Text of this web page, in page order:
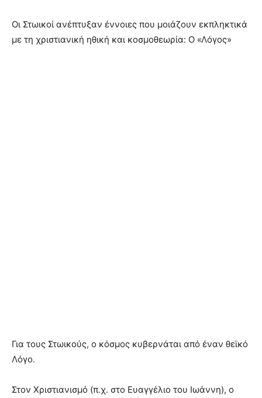
Οι Στωικοί ανέπτυξαν έννοιες που μοιάζουν εκπληκτικά
με τη χριστιανική ηθική και κοσμοθεωρία: Ο «Λόγος»
Για τους Στωικούς, ο κόσμος κυβερνάται από έναν θεϊκό
Λόγο.
Στον Χριστιανισμό (π.χ. στο Ευαγγέλιο του Ιωάννη), ο